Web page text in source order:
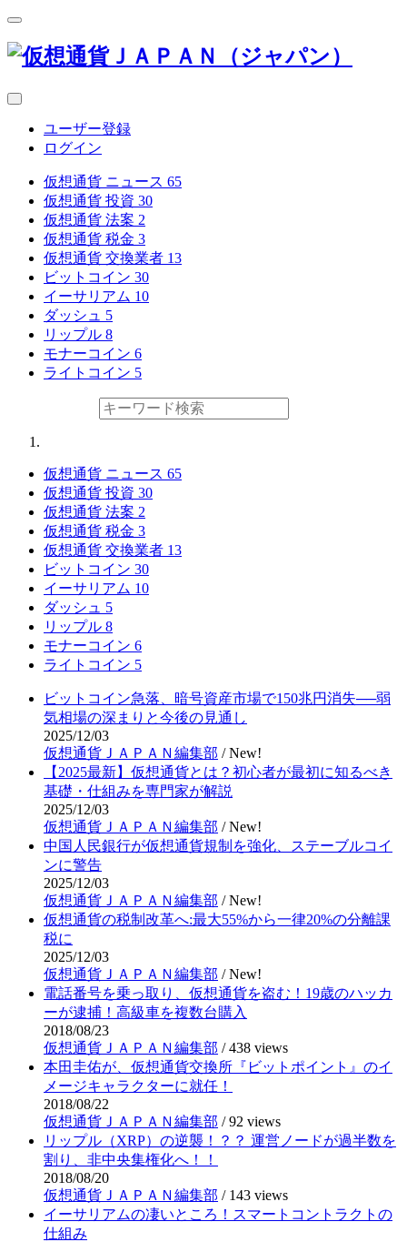
ユーザー登録
ログイン
仮想通貨 ニュース 65
仮想通貨 投資 30
仮想通貨 法案 2
仮想通貨 税金 3
仮想通貨 交換業者 13
ビットコイン 30
イーサリアム 10
ダッシュ 5
リップル 8
モナーコイン 6
ライトコイン 5
仮想通貨 ニュース 65
仮想通貨 投資 30
仮想通貨 法案 2
仮想通貨 税金 3
仮想通貨 交換業者 13
ビットコイン 30
イーサリアム 10
ダッシュ 5
リップル 8
モナーコイン 6
ライトコイン 5
ビットコイン急落、暗号資産市場で150兆円消失──弱
気相場の深まりと今後の見通し
2025/12/03
仮想通貨ＪＡＰＡＮ編集部 /New!
【2025最新】仮想通貨とは？初心者が最初に知るべき
基礎・仕組みを専門家が解説
2025/12/03
仮想通貨ＪＡＰＡＮ編集部 /New!
中国人民銀行が仮想通貨規制を強化、ステーブルコイ
ンに警告
2025/12/03
仮想通貨ＪＡＰＡＮ編集部 /New!
仮想通貨の税制改革へ:最大55%から一律20%の分離課
税に
2025/12/03
仮想通貨ＪＡＰＡＮ編集部 /New!
電話番号を乗っ取り、仮想通貨を盗む！19歳のハッカ
ーが逮捕！高級車を複数台購入
2018/08/23
仮想通貨ＪＡＰＡＮ編集部 /438 views
本田圭佑が、仮想通貨交換所『ビットポイント』のイ
メージキャラクターに就任！
2018/08/22
仮想通貨ＪＡＰＡＮ編集部 /92 views
リップル（XRP）の逆襲！？？ 運営ノードが過半数を
割り、非中央集権化へ！！
2018/08/20
仮想通貨ＪＡＰＡＮ編集部 / 143 views
イーサリアムの凄いところ！スマートコントラクトの
仕組み